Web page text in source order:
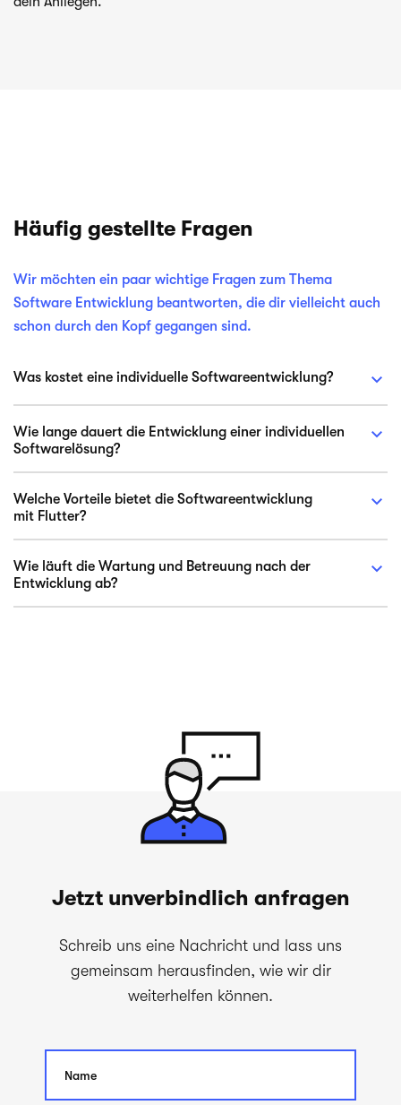
Häufig gestellte Fragen
Wir möchten ein paar wichtige Fragen zum Thema
Software Entwicklung beantworten, die dir vielleicht auch
schon durch den Kopf gegangen sind.
Was kostet eine individuelle Softwareentwicklung?
Wie lange dauert die Entwicklung einer individuellen
Softwarelösung?
Welche Vorteile bietet die Softwareentwicklung
mit Flutter?
Wie läuft die Wartung und Betreuung nach der
Entwicklung ab?
Jetzt unverbindlich anfragen
Schreib uns eine Nachricht und lass uns
gemeinsam herausfinden, wie wir dir
weiterhelfen können.